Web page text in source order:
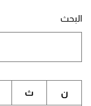
البحث
ن ث